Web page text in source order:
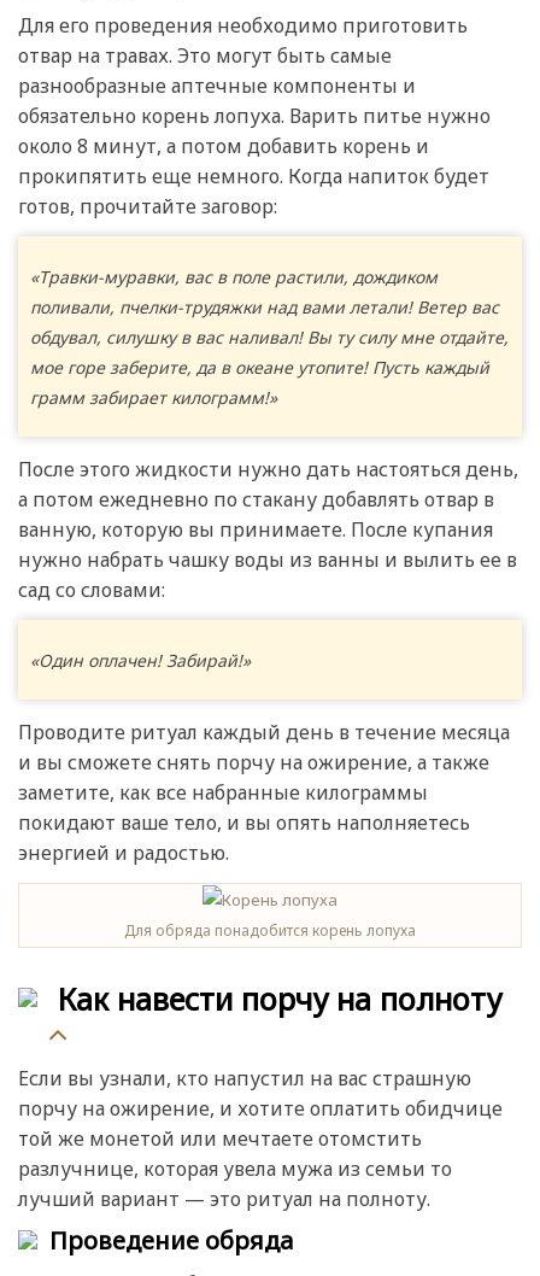
Для его проведения необходимо приготовить
отвар на травах. Это могут быть самые
разнообразные аптечные компоненты и
обязательно корень лопуха. Варить питье нужно
около 8 минут, а потом добавить корень и
прокипятить еще немного. Когда напиток будет
готов, прочитайте заговор:
«Травки-муравки, вас в поле растили, дождиком
поливали, пчелки-трудяжки над вами летали! Ветер вас
обдувал, силушку в вас наливал! Вы ту силу мне отдайте,
мое горе заберите, да в океане утопите! Пусть каждый
грамм забирает килограмм!»
После этого жидкости нужно дать настояться день,
а потом ежедневно по стакану добавлять отвар в
ванную, которую вы принимаете. После купания
нужно набрать чашку воды из ванны и вылить ее в
сад со словами:
«Один оплачен! Забирай!»
Проводите ритуал каждый день в течение месяца
и вы сможете снять порчу на ожирение, а также
заметите, как все набранные килограммы
покидают ваше тело, и вы опять наполняетесь
энергией и радостью.
Для обряда понадобится корень лопуха
Как навести порчу на полноту
Если вы узнали, кто напустил на вас страшную
порчу на ожирение, и хотите оплатить обидчице
той же монетой или мечтаете отомстить
разлучнице, которая увела мужа из семьи то
лучший вариант — это ритуал на полноту.
Проведение обряда